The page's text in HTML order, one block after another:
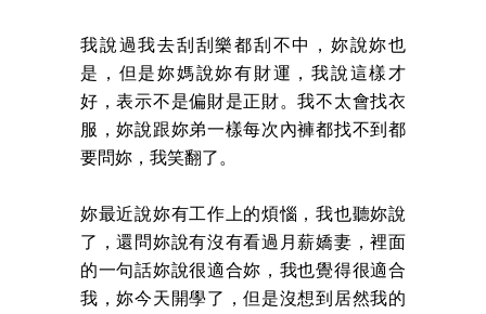
我說過我去刮刮樂都刮不中，妳說妳也
是，但是妳媽說妳有財運，我說這樣才
好，表示不是偏財是正財。我不太會找衣
服，妳說跟妳弟一樣每次內褲都找不到都
要問妳，我笑翻了。
妳最近說妳有工作上的煩惱，我也聽妳說
了，還問妳說有沒有看過月薪嬌妻，裡面
的一句話妳說很適合妳，我也覺得很適合
我，妳今天開學了，但是沒想到居然我的